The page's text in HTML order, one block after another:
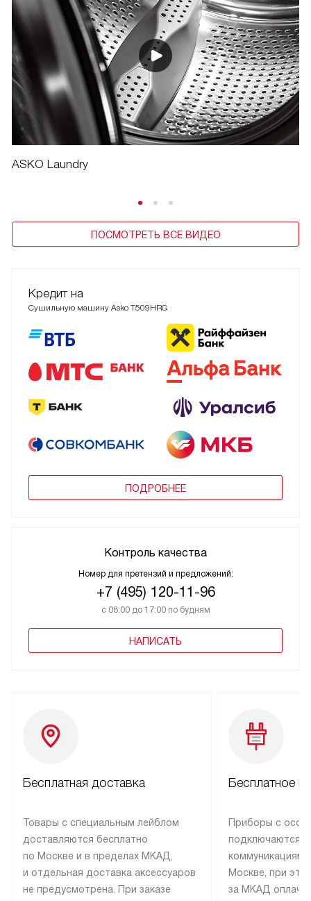
ASKO Laundry
ПОСМОТРЕТЬ ВСЕ ВИДЕО
Кредит на
Сушильную машину Asko T509HRG
ПОДРОБНЕЕ
Контроль качества
Номер для претензий и предложений:
+7 (495) 120-11-96
с 08:00 до 17:00 по будням
НАПИСАТЬ
Бесплатная доставка
Товары с специальным лейблом
доставляются бесплатно
по Москве и в пределах МКАД,
и отдельная доставка аксессуаров
не предусмотрена. При заказе
Бесплатное
Приборы с
подключаются к
коммуникациям
Москве, при
за МКАД